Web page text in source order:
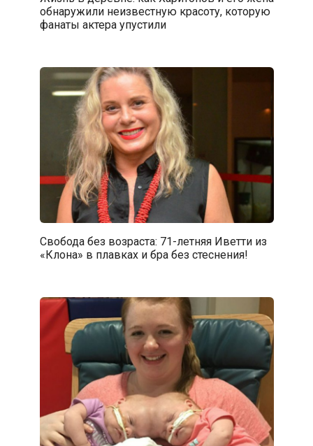
обнаружили неизвестную красоту, которую
фанаты актера упустили
Свобода без возраста: 71-летняя Иветти из
«Клона» в плавках и бра без стеснения!